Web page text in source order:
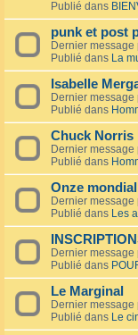
Publié dans
punk et post
Dernier message
Publié dans La
Isabelle
Dernier message
Publié dans
Chuck Norris
Dernier message
Publié dans
Onze
Dernier message
Publié dans Les
Dernier message
Publié dans
Le Marginal
Dernier message
Publié dans Le